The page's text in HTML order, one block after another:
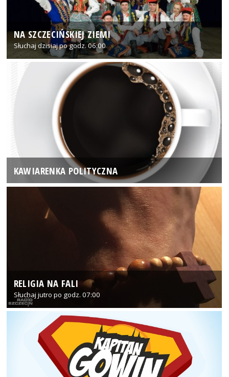
NA SZCZECIŃSKIEJ ZIEMI
Słuchaj dzisiaj po godz. 06:00
KAWIARENKA POLITYCZNA
RELIGIA NA FALI
Słuchaj jutro po godz. 07:00